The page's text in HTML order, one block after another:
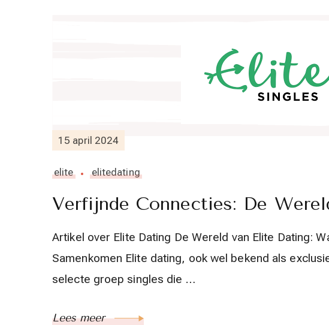
15 april 2024
elite elitedating
Verfijnde Connecties: De
Artikel over Elite Dating De Wereld van Elite Dating:
Samenkomen Elite dating, ook wel bekend als
selecte groep singles die …
Lees meer